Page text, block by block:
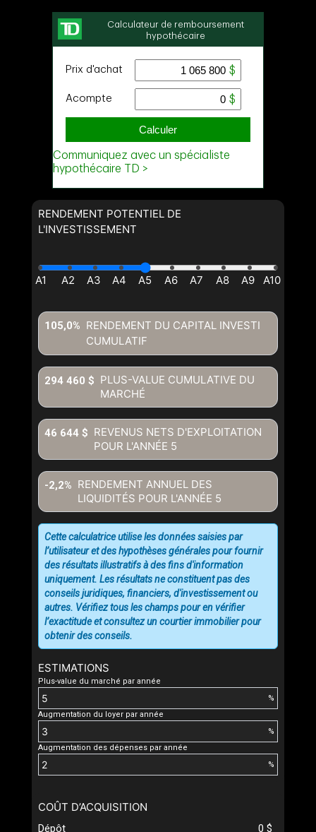
RENDEMENT POTENTIEL DE
L'INVESTISSEMENT
RENDEMENT DU CAPITAL INVESTI
CUMULATIF
105,0%
PLUS-VALUE CUMULATIVE DU
MARCHÉ
294 460 $
REVENUS NETS D'EXPLOITATION
POUR L'ANNÉE 5
46 644 $
RENDEMENT ANNUEL DES
LIQUIDITÉS POUR L'ANNÉE 5
-2,2%
ESTIMATIONS
Plus-value du marché par année
%
Augmentation du loyer par année
%
Augmentation des dépenses par année
%
Cette calculatrice utilise les données saisies par
l’utilisateur et des hypothèses générales pour fournir
des résultats illustratifs à des fins d'information
uniquement. Les résultats ne constituent pas des
conseils juridiques, financiers, d'investissement ou
autres. Vérifiez tous les champs pour en vérifier
l’exactitude et consultez un courtier immobilier pour
obtenir des conseils.
COÛT D’ACQUISITION
Dépôt 0 $